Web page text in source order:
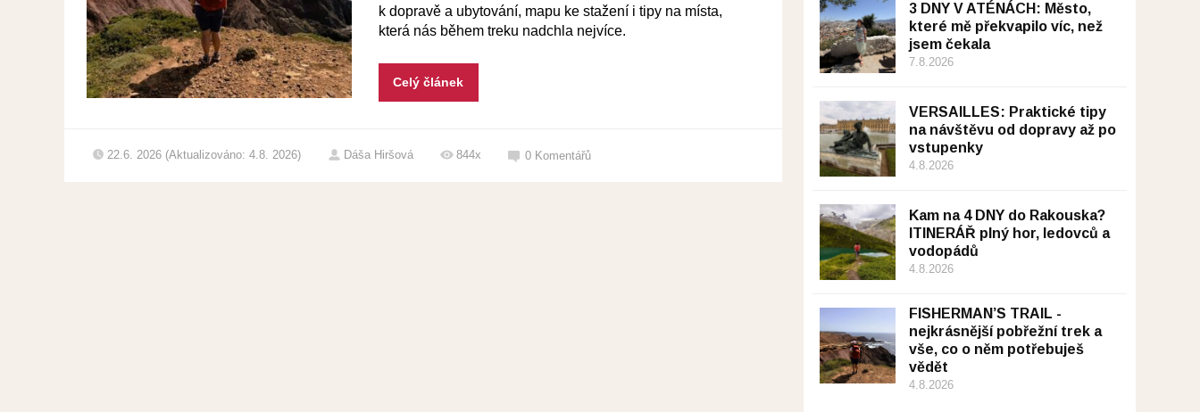
k dopravě a ubytování, mapu ke stažení i tipy na místa,
která nás během treku nadchla nejvíce.
Celý článek
22.6. 2026 (Aktualizováno: 4.8. 2026) Dáša Hiršová 844x 0 Komentářů
3 DNY V ATÉNÁCH: Město,
které mě překvapilo víc, než
jsem čekala
7.8.2026
VERSAILLES: Praktické tipy
na návštěvu od dopravy až po
vstupenky
4.8.2026
Kam na 4 DNY do Rakouska?
ITINERÁŘ plný hor, ledovců a
vodopádů
4.8.2026
FISHERMAN’S TRAIL -
nejkrásnější pobřežní trek a
vše, co o něm potřebuješ
vědět
4.8.2026